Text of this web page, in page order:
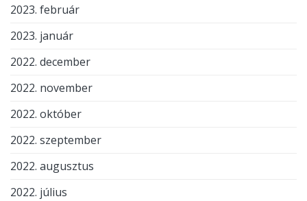
2023. február
2023. január
2022. december
2022. november
2022. október
2022. szeptember
2022. augusztus
2022. július